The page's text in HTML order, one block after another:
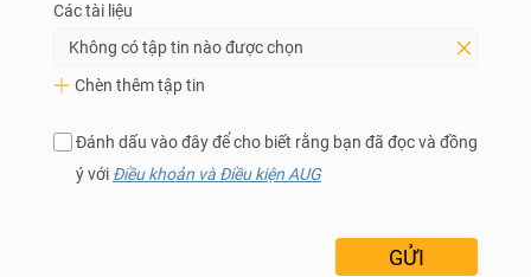
Các tài liệu
Không có tập tin nào được chọn
Chèn thêm tập tin
Đánh dấu vào đây để cho biết rằng bạn đã đọc và đồng
ý với Điều khoản và Điều kiện AUG